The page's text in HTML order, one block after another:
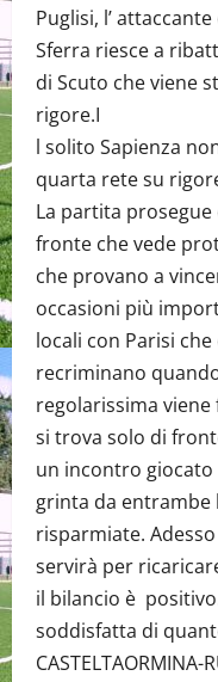
Puglisi, l’
Sferra riesce a
di Scuto che viene
rigore.I
l solito Sapienza
quarta rete su
La partita
fronte che vede
che provano a
occasioni più
locali con Parisi
recriminano
regolarissima
si trova solo di
un incontro
grinta da entrambe
risparmiate.
servirà per
il bilancio è
soddisfatta di
CASTELTAORMINA-